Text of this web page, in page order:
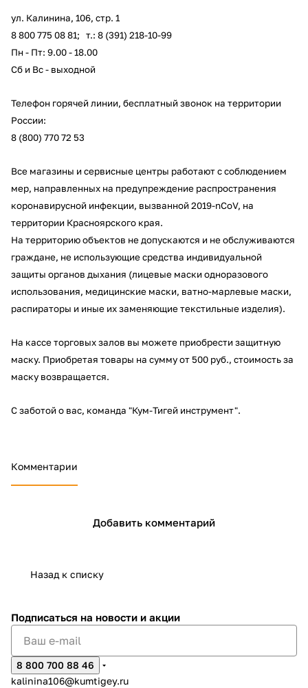
ул. Калинина, 106, стр. 1
8 800 775 08 81; т.: 8 (391) 218-10-99
Пн - Пт: 9.00 - 18.00
Сб и Вс - выходной
Телефон горячей линии, бесплатный звонок на территории
России:
8 (800) 770 72 53
Все магазины и сервисные центры работают с соблюдением
мер, направленных на предупреждение распространения
коронавирусной инфекции, вызванной 2019-nCoV, на
территории Красноярского края.
На территорию объектов не допускаются и не обслуживаются
граждане, не использующие средства индивидуальной
защиты органов дыхания (лицевые маски одноразового
использования, медицинские маски, ватно-марлевые маски,
распираторы и иные их заменяющие текстильные изделия).
На кассе торговых залов вы можете приобрести защитную
маску. Приобретая товары на сумму от 500 руб., стоимость за
маску возвращается.
С заботой о вас, команда "Кум-Тигей инструмент".
Комментарии
Добавить комментарий
Назад к списку
Подписаться на новости и акции
8 800 700 88 46
kalinina106@kumtigey.ru
раз в 2 недели